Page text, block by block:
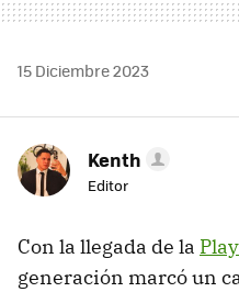
15 Diciembre 2023
Kenth
Editor
Con la llegada de la
generación marcó un